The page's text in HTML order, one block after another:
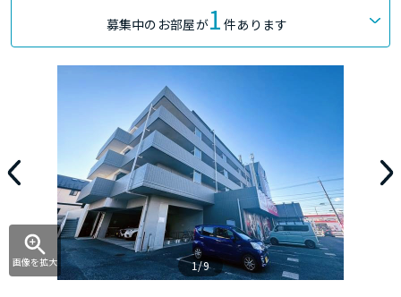
募集中のお部屋が1 件あります
画像を拡大 1/9